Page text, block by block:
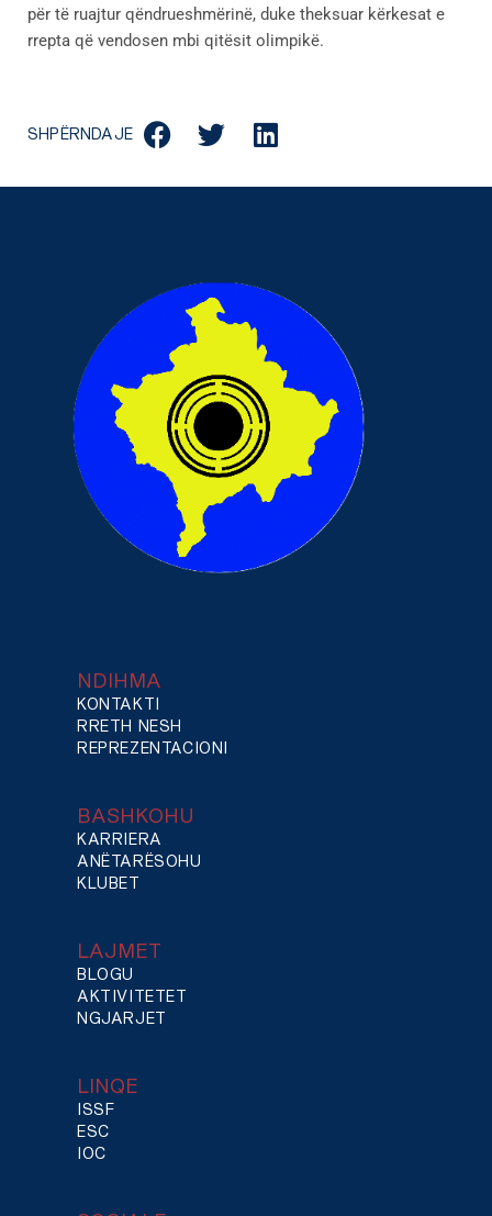
për të ruajtur qëndrueshmërinë, duke theksuar kërkesat e
rrepta që vendosen mbi qitësit olimpikë.
SHPËRNDAJE
NDIHMA
KONTAKTI
RRETH NESH
REPREZENTACIONI
BASHKOHU
KARRIERA
ANËTARËSOHU
KLUBET
LAJMET
BLOGU
AKTIVITETET
NGJARJET
LINQE
ISSF
ESC
IOC